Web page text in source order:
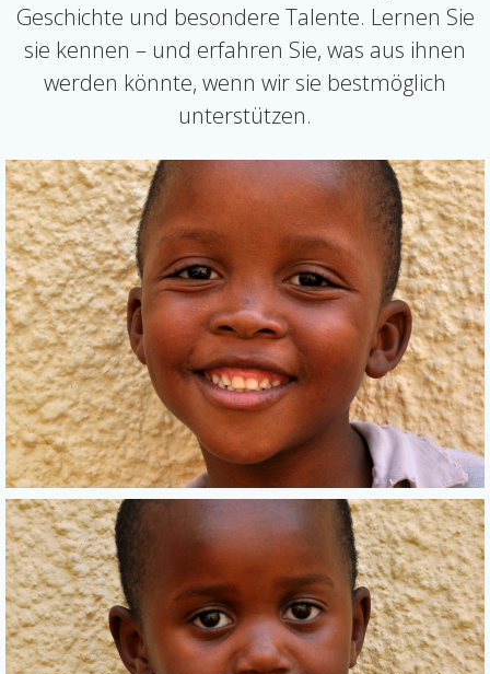
Geschichte und besondere Talente. Lernen Sie
sie kennen – und erfahren Sie, was aus ihnen
werden könnte, wenn wir sie bestmöglich
unterstützen.